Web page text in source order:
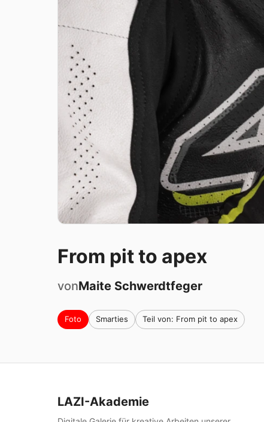
From pit to apex
vonMaite Schwerdtfeger
Foto Smarties Teil von: From pit to apex
LAZI-Akademie